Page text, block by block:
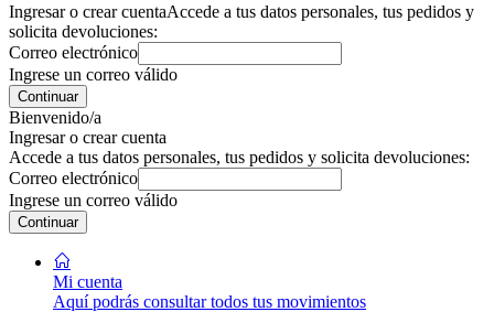
Ingresar o crear cuentaAccede a tus datos personales, tus pedidos y
solicita devoluciones:
Correo electrónico
Ingrese un correo válido
Continuar
Bienvenido/a
Ingresar o crear cuenta
Accede a tus datos personales, tus pedidos y solicita devoluciones:
Correo electrónico
Ingrese un correo válido
Continuar
Mi cuenta
Aquí podrás consultar todos tus movimientos